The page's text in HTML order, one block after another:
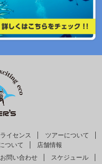
ライセンス
ツアーについて
ついて
店舗情報
お問い合わせ
スケジュール